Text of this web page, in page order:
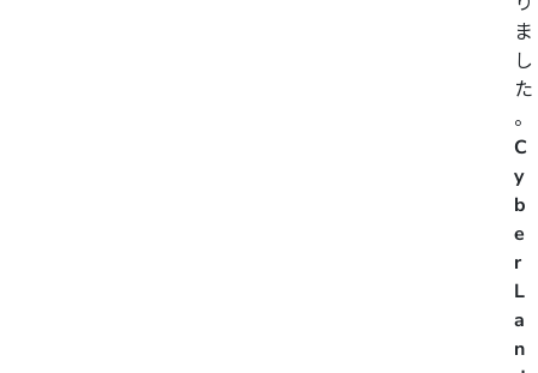
ま
し
た
。
C
y
b
e
r
L
a
n